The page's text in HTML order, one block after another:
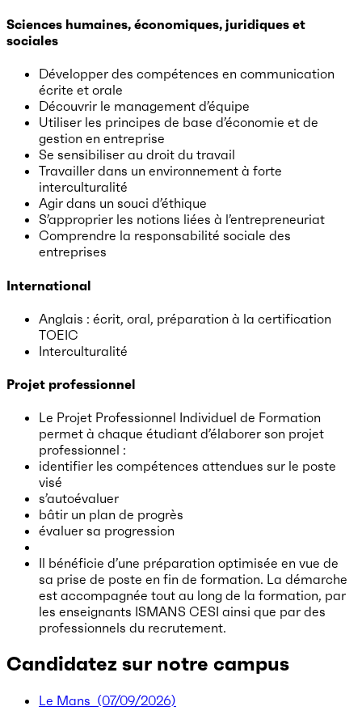
Sciences humaines, économiques, juridiques et
sociales
Développer des compétences en communication
écrite et orale
Découvrir le management d’équipe
Utiliser les principes de base d’économie et de
gestion en entreprise
Se sensibiliser au droit du travail
Travailler dans un environnement à forte
interculturalité
Agir dans un souci d’éthique
S’approprier les notions liées à l’entrepreneuriat
Comprendre la responsabilité sociale des
entreprises
International
Anglais : écrit, oral, préparation à la certification
TOEIC
Interculturalité
Projet professionnel
Le Projet Professionnel Individuel de Formation
permet à chaque étudiant d’élaborer son projet
professionnel :
identifier les compétences attendues sur le poste
visé
s’autoévaluer
bâtir un plan de progrès
évaluer sa progression
Il bénéficie d’une préparation optimisée en vue de
sa prise de poste en fin de formation. La démarche
est accompagnée tout au long de la formation, par
les enseignants ISMANS CESI ainsi que par des
professionnels du recrutement.
Candidatez sur notre campus
Le Mans (07/09/2026)